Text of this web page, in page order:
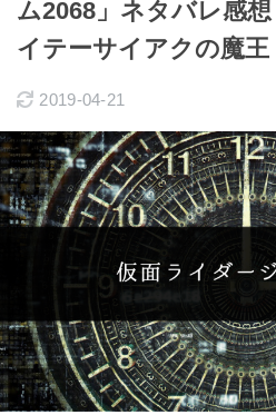
ム2068」ネタバレ感
イテーサイアクの魔王
2019-04-21